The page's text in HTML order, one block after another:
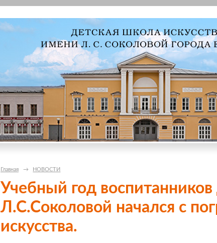
Главная → НОВОСТИ
Учебный год
Л.С.Соколовой начался с
искусства.